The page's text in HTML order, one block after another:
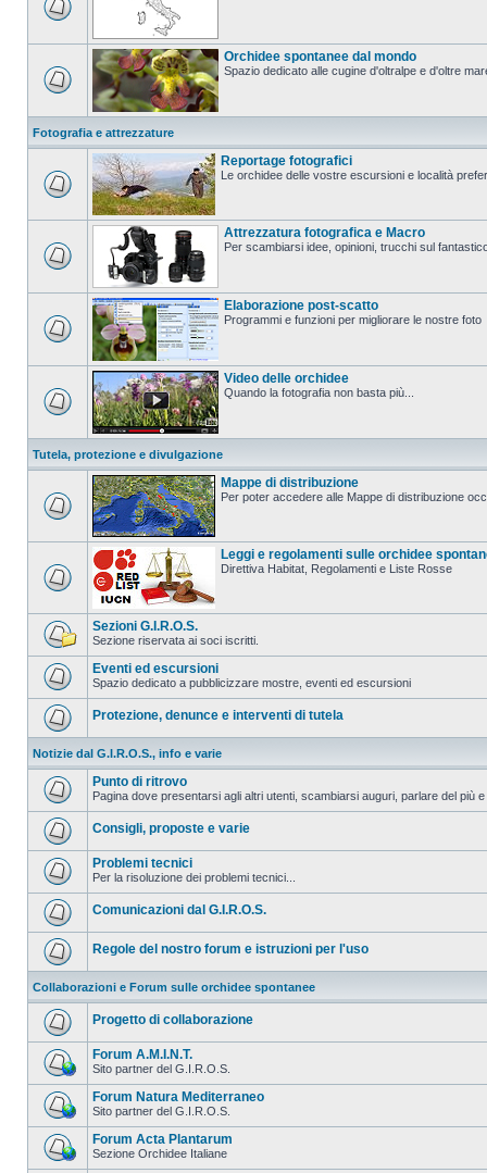
Orchidee spontanee dal mondo
Spazio dedicato alle cugine d'oltralpe e d'oltre
Fotografia e attrezzature
Reportage fotografici
Le orchidee delle vostre escursioni e località
Attrezzatura fotografica e Macro
Per scambiarsi idee, opinioni, trucchi sul
Elaborazione post-scatto
Programmi e funzioni per migliorare le nostre foto
Video delle orchidee
Quando la fotografia non basta più...
Tutela, protezione e divulgazione
Mappe di distribuzione
Per poter accedere alle Mappe di distribuzione
Leggi e regolamenti sulle orchidee
Direttiva Habitat, Regolamenti e Liste Rosse
Sezioni G.I.R.O.S.
Sezione riservata ai soci iscritti.
Eventi ed escursioni
Spazio dedicato a pubblicizzare mostre, eventi ed escursioni
Protezione, denunce e interventi di tutela
Notizie dal G.I.R.O.S., info e varie
Punto di ritrovo
Pagina dove presentarsi agli altri utenti, scambiarsi auguri, parlare del più
Consigli, proposte e varie
Problemi tecnici
Per la risoluzione dei problemi tecnici...
Comunicazioni dal G.I.R.O.S.
Regole del nostro forum e istruzioni per l'uso
Collaborazioni e Forum sulle orchidee spontanee
Progetto di collaborazione
Forum A.M.I.N.T.
Sito partner del G.I.R.O.S.
Forum Natura Mediterraneo
Sito partner del G.I.R.O.S.
Forum Acta Plantarum
Sezione Orchidee Italiane